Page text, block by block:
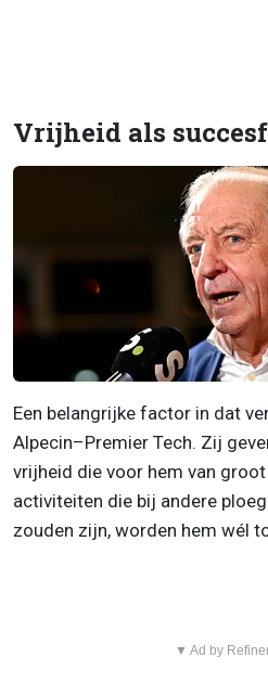
Vrijheid als
Een belangrijke factor in dat
Alpecin–Premier Tech. Zij
vrijheid die voor hem van
activiteiten die bij andere
zouden zijn, worden hem wél
▼ Ad by